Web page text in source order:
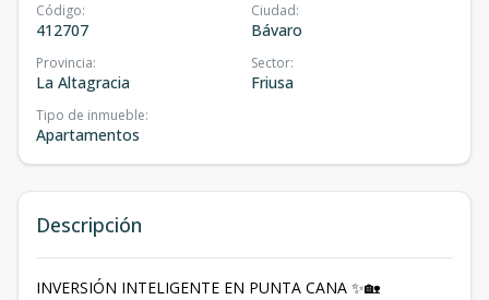
Código:
412707
Ciudad:
Bávaro
Provincia:
La Altagracia
Sector:
Friusa
Tipo de inmueble:
Apartamentos
Descripción
INVERSIÓN INTELIGENTE EN PUNTA CANA ✨🏡